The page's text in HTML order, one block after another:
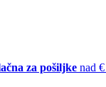
za pošiljke nad